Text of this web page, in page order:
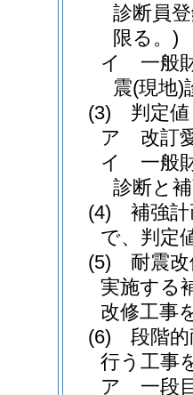
診断員
限る。)
イ
一般
震(現地)
(3)
判定
ア
改訂
イ
一般
診断と
(4)
補強
で、判定
(5)
耐震
実施する
改修工事
(6)
段階
行う工事
ア
一段